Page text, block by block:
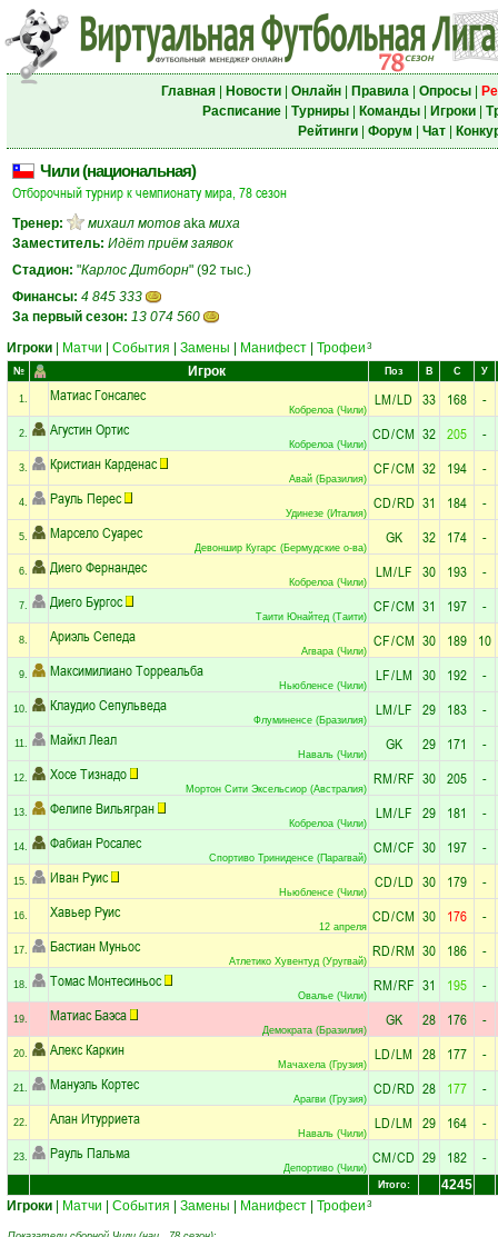
Главная| Новости| Онлайн| Правила| Опросы|
Расписание| Турниры| Команды| Игроки|
Рейтинги| Форум Чат|
Чили (национальная)
Отборочный турнир к чемпионату мира, 78 сезон
Тренер: михаил мотов aka миха
Заместитель: Идёт приём заявок
Стадион: "Карлос Дитборн" (92 тыс.)
Финансы: 4 845 333
За первый сезон: 13 074 560
Игроки
Матчи События Замены Манифест Трофеи 3
№ Игрок Поз В С У
1. Матиас Гонсалес
Кобрелоа (Чили)
LM/LD 33 168 -
2. Агустин Ортис
Кобрелоа (Чили)
CD/CM 32 205 -
3. Кристиан Карденас
Авай (Бразилия)
CF/CM 32 194 -
4. Рауль Перес
Удинезе (Италия)
CD/RD 31 184 -
5. Марсело Суарес
Девоншир Кугарс (Бермудские о-ва)
GK 32 174 -
6. Диего Фернандес
Кобрелоа (Чили)
LM/LF 30 193 -
7. Диего Бургос
Таити Юнайтед (Таити)
CF/CM 31 197 -
8. Ариэль Сепеда
Агвара (Чили)
CF/CM 30 189 10
9. Максимилиано Торреальба
Ньюбленсе (Чили)
LF/LM 30 192 -
10. Клаудио Сепульведа
Флуминенсе (Бразилия)
LM/LF 29 183 -
11. Майкл Леал
Наваль (Чили)
GK 29 171 -
12. Хосе Тизнадо
Мортон Сити Эксельсиор (Австралия)
RM/RF 30 205 -
13. Фелипе Вильягран
Кобрелоа (Чили)
LM/LF 29 181 -
14. Фабиан Росалес
Спортиво Триниденсе (Парагвай)
CM/CF 30 197 -
15. Иван Руис
Ньюбленсе (Чили)
CD/LD 30 179 -
16. Хавьер Руис
12 апреля
CD/CM 30 176 -
17. Бастиан Муньос
Атлетико Хувентуд (Уругвай)
RD/RM 30 186 -
18. Томас Монтесиньос
Овалье (Чили)
RM/RF 31 195 -
19. Матиас Баэса
Демократа (Бразилия)
GK 28 176 -
20. Алекс Каркин
Мачахела (Грузия)
LD/LM 28 177 -
21. Мануэль Кортес
Арагви (Грузия)
CD/RD 28 177 -
22. Алан Итурриета
Наваль (Чили)
LD/LM 29 164 -
23. Рауль Пальма
Депортиво (Чили)
CM/CD 29 182 -
Итого:
4245
Игроки
Матчи События Замены Манифест Трофеи 3